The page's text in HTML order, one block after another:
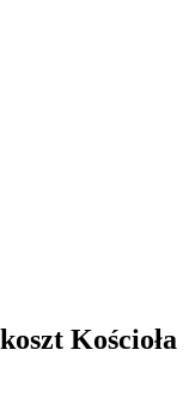
Kościoła